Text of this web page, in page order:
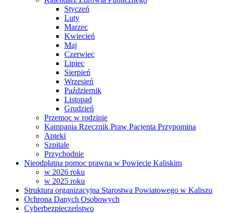
Styczeń
Luty
Marzec
Kwiecień
Maj
Czerwiec
Lipiec
Sierpień
Wrzesień
Październik
Listopad
Grudzień
Przemoc w rodzinie
Kampania Rzecznik Praw Pacjenta Przypomina
Apteki
Szpitale
Przychodnie
Nieodpłatna pomoc prawna w Powiecie Kaliskim
w 2026 roku
w 2025 roku
Struktura organizacyjna Starostwa Powiatowego w Kaliszu
Ochrona Danych Osobowych
Cyberbezpieczeństwo